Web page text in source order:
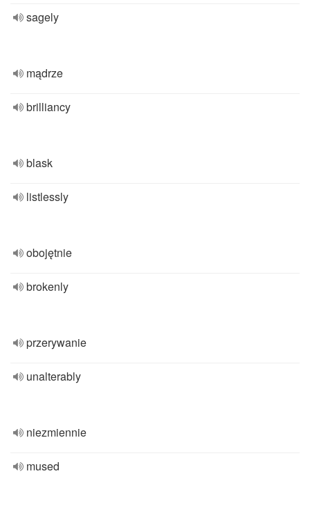
sagely
mądrze
brilliancy
blask
listlessly
obojętnie
brokenly
przerywanie
unalterably
niezmiennie
mused